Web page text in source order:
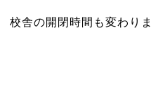
校舎の開閉時間も変わり